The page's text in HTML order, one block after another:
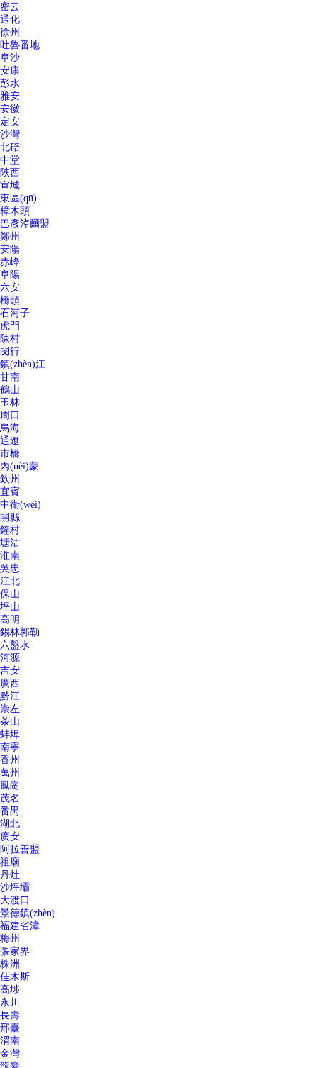
密云
通化
徐州
吐魯番地
阜沙
安康
彭水
雅安
安徽
定安
沙灣
北碚
中堂
陜西
宣城
東區(qū)
樟木頭
巴彥淖爾盟
鄭州
安陽
赤峰
阜陽
六安
橋頭
石河子
虎門
陳村
閔行
鎮(zhèn)江
甘南
鶴山
玉林
周口
烏海
通遼
市橋
內(nèi)蒙
欽州
宜賓
中衛(wèi)
開縣
鐘村
塘沽
淮南
吳忠
江北
保山
坪山
高明
錫林郭勒
六盤水
河源
吉安
廣西
黔江
崇左
茶山
蚌埠
南寧
香州
萬州
鳳崗
茂名
番禺
湖北
廣安
阿拉善盟
祖廟
丹灶
沙坪壩
大渡口
景德鎮(zhèn)
福建省漳
梅州
張家界
株洲
佳木斯
高埗
永川
長壽
邢臺
渭南
金灣